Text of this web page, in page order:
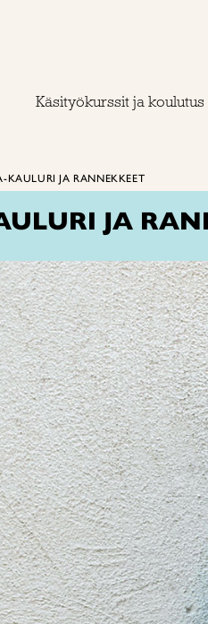
Käsityökurssit ja koulutus
KAULURI JA RANNEKKEET
JA